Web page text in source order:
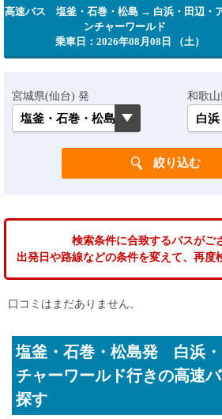
高速バス 塩釜・石巻・松島 → 白浜・田辺・
ンチャーワールド
乗車日：2026年08月08日 （土）
宮城県(仙台) 発 和歌山
検索条件に合致するバスがご
出発日や路線などの条件を変えて、再度
口コミはまだありません。
塩釜・石巻・松島発 白浜
チャーワールド行きの高速
探す